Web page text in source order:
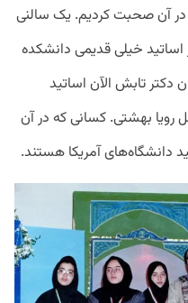
آن صحبت کردیم. یک سالنی
خیلی قدیمی دانشکده
دکتر تابش الآن اساتید
رویا بهشتی. کسانی که در آن
دانشگاه‌های آمریکا هستند.